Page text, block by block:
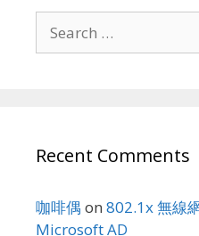
for:
Recent Comments
咖啡偶 on 802.1x 無線
Microsoft AD